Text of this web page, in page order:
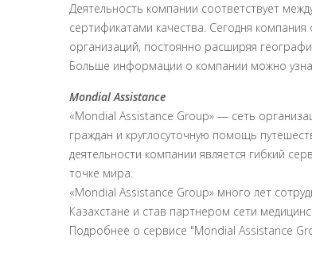
Деятельность компании соответствует
сертификатами качества. Сегодня
организаций, постоянно расширяя
Больше информации о компании можно
Mondial Assistance
«Mondial Assistance Group» — сеть
граждан и круглосуточную помощь
деятельности компании является гибкий
точке мира.
«Mondial Assistance Group» много лет
Казахстане и став партнером сети
Подробнее о сервисе "Mondial Assistance